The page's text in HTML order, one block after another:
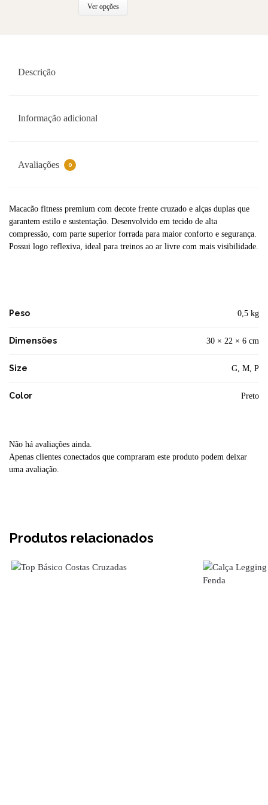
Ver opções
Descrição
Informação adicional
Avaliações 0
Macacão fitness premium com decote frente cruzado e alças duplas que
garantem estilo e sustentação. Desenvolvido em tecido de alta
compressão, com parte superior forrada para maior conforto e segurança.
Possui logo reflexiva, ideal para treinos ao ar livre com mais visibilidade.
Peso 0,5 kg
Dimensões 30 × 22 × 6 cm
Size G, M, P
Color Preto
Não há avaliações ainda.
Apenas clientes conectados que compraram este produto podem deixar
uma avaliação.
Produtos relacionados